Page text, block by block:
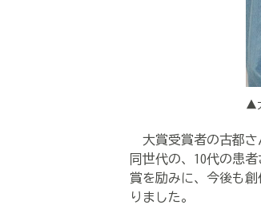
▲
大賞受賞者の古都さ
同世代の、 10代の患者
賞を励みに、今後も
りました。